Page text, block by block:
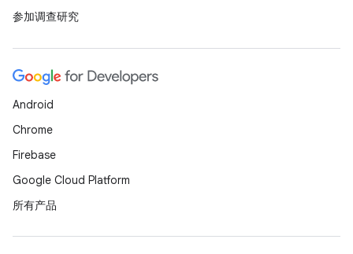
参加调查研究
Android
Chrome
Firebase
Google Cloud Platform
所有产品